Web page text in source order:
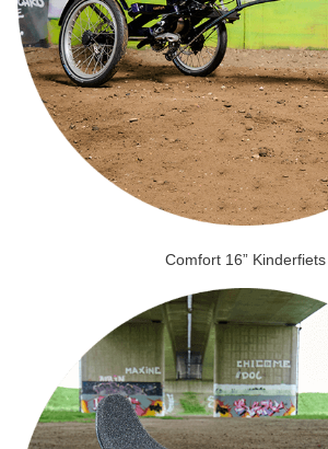
Comfort 16” Kinderfiets